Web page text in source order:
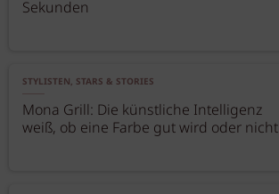
Sekunden
STYLISTEN, STARS & STORIES
Mona Grill: Die künstliche Intelligenz
weiß, ob eine Farbe gut wird oder nicht